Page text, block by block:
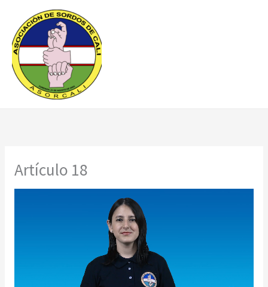
contenido
Artículo 18